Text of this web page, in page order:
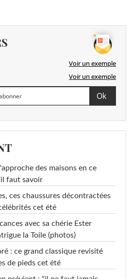
Voir un exemple
Voir un exemple
des maisons en ce
faut savoir
ces chaussures décontractées
cet été
avec sa chérie Ester
la Toile (photos)
: ce grand classique revisité
de pieds cet été